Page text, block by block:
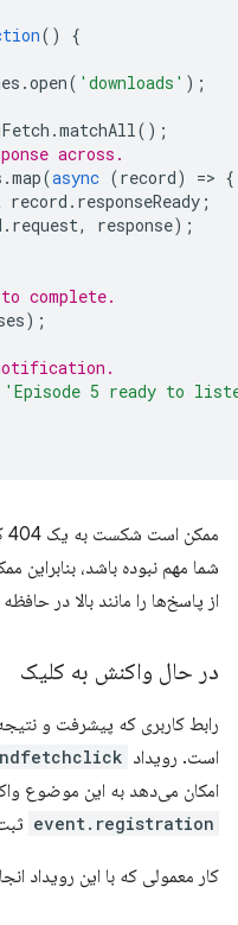
()
{
.open( 'downloads' );
.matchAll();
across.
.map(async (record) => {
record . responseReady ;
. request, response);
complete.
);
'Episode 5 ready to
شما مهم نبوده باشد،
از پاسخ‌ها را مانند بالا در
در حال واکنش به کلیک
رابط کاربری که پیشرفت و
است. رویداد
امکان می‌دهد به این موضوع
event.registration
کار معمولی که با این رویداد